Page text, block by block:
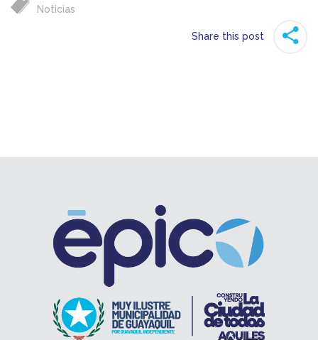
Noticias
Share this post